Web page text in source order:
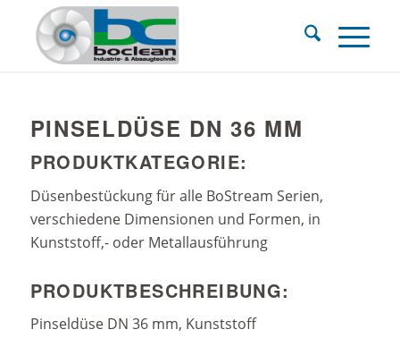
PINSELDÜSE DN 36 MM
PRODUKTKATEGORIE:
Düsenbestückung für alle BoStream Serien,
verschiedene Dimensionen und Formen, in
Kunststoff,- oder Metallausführung
PRODUKTBESCHREIBUNG:
Pinseldüse DN 36 mm, Kunststoff